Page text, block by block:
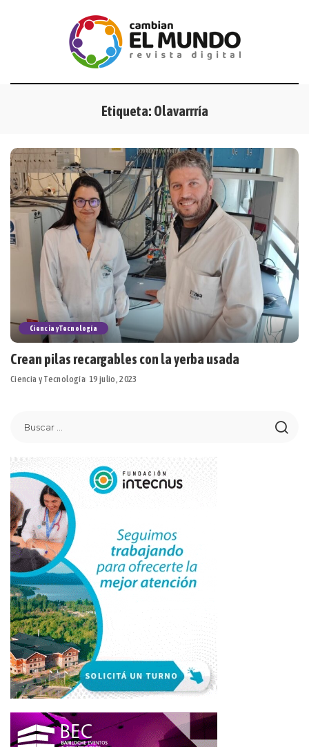
Etiqueta: Olavarrría
Ciencia y Tecnología
Crean pilas recargables con la yerba usada
Ciencia y Tecnología 19 julio, 2023